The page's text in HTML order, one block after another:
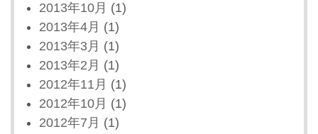
2013年10月 (1)
2013年4月 (1)
2013年3月 (1)
2013年2月 (1)
2012年11月 (1)
2012年10月 (1)
2012年7月 (1)